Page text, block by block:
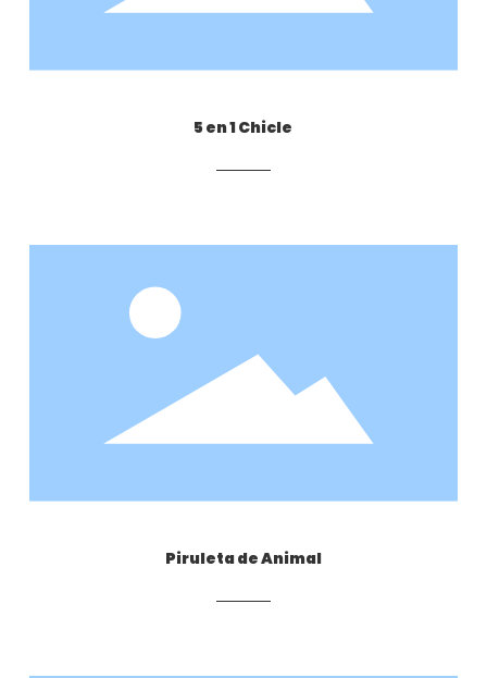
5 en 1 Chicle
Piruleta de Animal